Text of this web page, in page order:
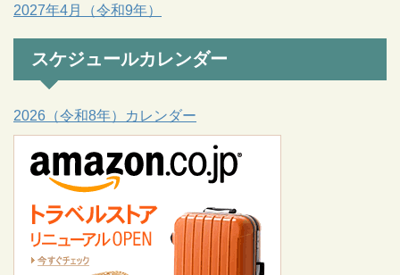
2027年4月（令和9年）
スケジュールカレンダー
2026（令和8年）カレンダー